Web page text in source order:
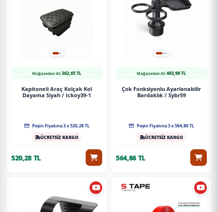
Mağazadan Al:362,65 TL
Kapitoneli Araç Kolçak Kol
Dayama Siyah / Ickoy39-1
Peşin Fiyatına 3 x 520,28 TL
ÜCRETSİZ KARGO
520,28 TL
Mağazadan Al:403,98 TL
Çok Fonksiyonlu Ayarlanabilir
Bardaklık / Sybr59
Peşin Fiyatına 3 x 564,86 TL
ÜCRETSİZ KARGO
564,86 TL